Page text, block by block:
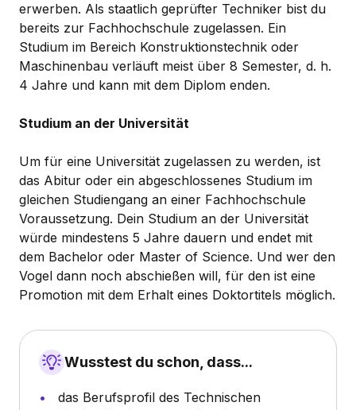
erwerben. Als staatlich geprüfter Techniker bist du
bereits zur Fachhochschule zugelassen. Ein
Studium im Bereich Konstruktionstechnik oder
Maschinenbau verläuft meist über 8 Semester, d. h.
4 Jahre und kann mit dem Diplom enden.
Studium an der Universität
Um für eine Universität zugelassen zu werden, ist
das Abitur oder ein abgeschlossenes Studium im
gleichen Studiengang an einer Fachhochschule
Voraussetzung. Dein Studium an der Universität
würde mindestens 5 Jahre dauern und endet mit
dem Bachelor oder Master of Science. Und wer den
Vogel dann noch abschießen will, für den ist eine
Promotion mit dem Erhalt eines Doktortitels möglich.
Wusstest du schon, dass...
das Berufsprofil des Technischen